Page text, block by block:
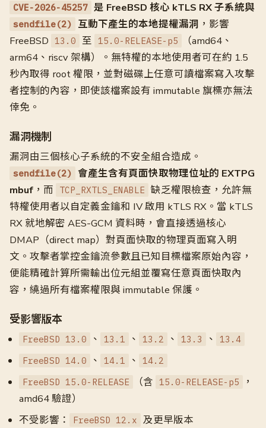
CVE-2026-45257 是 FreeBSD 核心 kTLS RX 子系統與
sendfile(2) 互動下產生的本地提權漏洞 ，影響
FreeBSD 13.0 至 15.0-RELEASE-p5
（amd64、
arm64、riscv 架構）。無特權的本地使用者可在約 1.5
秒內取得 root 權限，並對磁碟上任意可讀檔案寫入攻擊
者控制的內容，即使該檔案設有 immutable 旗標亦無法
倖免。
漏洞機制
漏洞由三個核心子系統的不安全組合造成。
sendfile(2) 會產生含有頁面快取物理位址的 EXTPG
mbuf ，而 TCP_RXTLS_ENABLE 缺乏權限檢查，允許無
特權使用者以自定義金鑰和 IV 啟用 kTLS RX。當 kTLS
RX 就地解密 AES-GCM 資料時，會直接透過核心
DMAP（direct map）對頁面快取的物理頁面寫入明
文。攻擊者掌控金鑰流參數且已知目標檔案原始內容，
便能精確計算所需輸出位元組並覆寫任意頁面快取內
容，繞過所有檔案權限與 immutable 保護。
受影響版本
FreeBSD 13.0 、 13.1 、 13.2 、 13.3 、
13.4
FreeBSD 14.0
、 14.1 、
14.2
FreeBSD 15.0-RELEASE
（含 15.0-RELEASE-p5
，
amd64 驗證）
不受影響：
FreeBSD 12.x 及更早版本